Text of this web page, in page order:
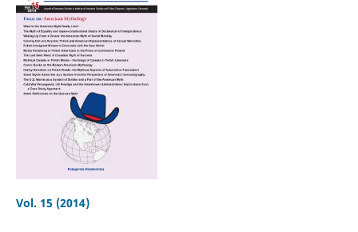
Vol. 15 (2014)